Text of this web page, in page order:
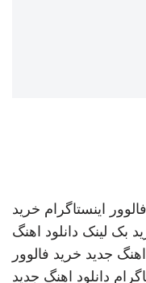
اینستاگرام خرید
بک لینک دانلود اهنگ
اهنگ جدید خرید فالوور
دانلود اهنگ جدید